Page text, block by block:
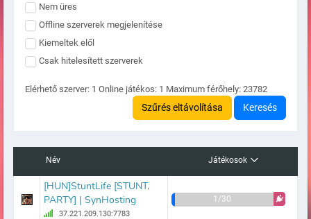
Nem üres
Offline szerverek megjelenítése
Kiemeltek elől
Csak hitelesített szerverek
Elérhető szerver: 1 Online játékos: 1 Maximum férőhely: 23782
Szűrés eltávolítása Keresés
Név Játékosok
[HUN]StuntLife [STUNT,
PARTY] | SynHosting
37.221.209.130:7783
1/30